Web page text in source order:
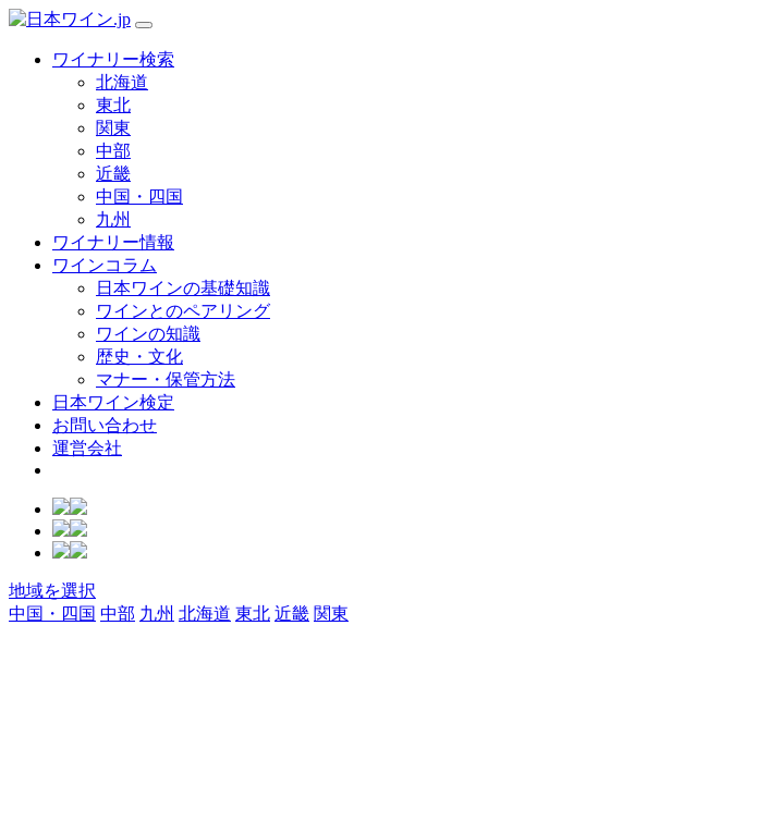
ワイナリー検索
北海道
東北
関東
中部
近畿
中国・四国
九州
ワイナリー情報
ワインコラム
日本ワインの基礎知識
ワインとのペアリング
ワインの知識
歴史・文化
マナー・保管方法
日本ワイン検定
お問い合わせ
運営会社
地域を選択
中国・四国 中部 九州 北海道 東北 近畿 関東